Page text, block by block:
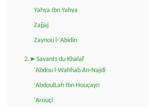
Yahya Ibn Yahya
Zajjaj
Zaynou l-'Abidin
2.►Savants du Khalaf
'Abdou l-Wahhab An-Najdi
'AbdoulLah Ibn Houçayn
'Arouçi